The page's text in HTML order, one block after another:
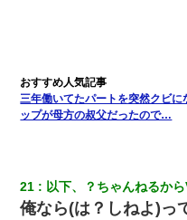
た人物の正体が判明するも・
３２歳俺「ずっと好きでし
「パワハラを受けたから思い
ら、速攻でパワハラかまし
三年働いてたパートを突然クビ
ップが母方の叔父だったので…
21 以下、？ちゃんねるか
俺なら(は？しねよ)っ